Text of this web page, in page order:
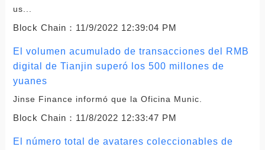
us...
Block Chain： 11/9/2022 12:39:04 PM
El volumen acumulado de transacciones del RMB
digital de Tianjin superó los 500 millones de
yuanes
Jinse Finance informó que la Oficina Munic.
Block Chain： 11/8/2022 12:33:47 PM
El número total de avatares coleccionables de